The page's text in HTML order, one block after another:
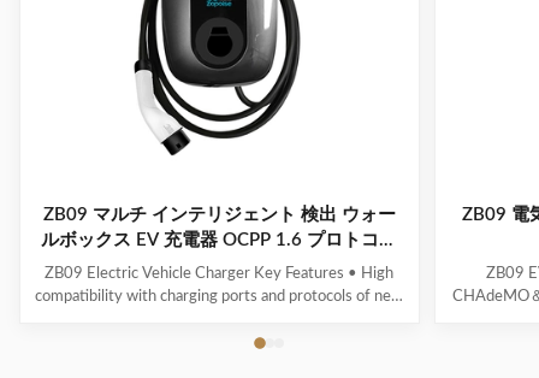
ZB09 マルチ インテリジェント 検出 ウォー
ルボックス EV 充電器 OCPP 1.6 プロトコル
負荷バランス システム
ZB09 Electric Vehicle Charger Key Features • High
compatibility with charging ports and protocols of new
time voltage/current monitoring and precise battery
ZB09 電
ZB09
CHAdeMO